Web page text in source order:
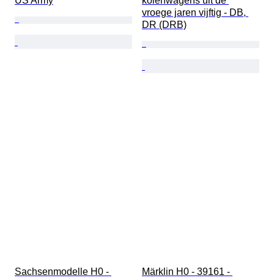
vroege jaren vijftig - DB,
DR (DRB)
Sachsenmodelle H0 -
Märklin H0 - 39161 -